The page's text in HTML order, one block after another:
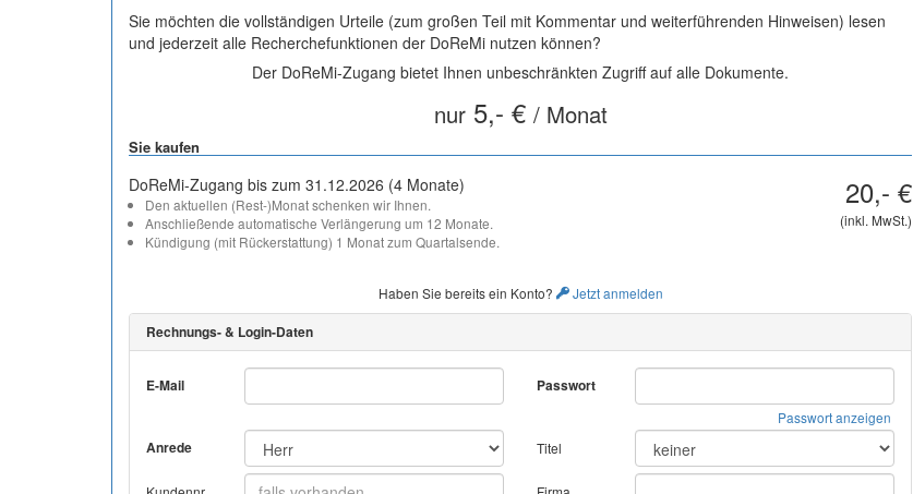
Sie möchten die vollständigen Urteile (zum großen Teil mit Kommentar und weiterführenden Hinweisen) lesen
und jederzeit alle Recherchefunktionen der DoReMi nutzen können?
Der DoReMi-Zugang bietet Ihnen unbeschränkten Zugriff auf alle Dokumente.
nur5,- € / Monat
Sie kaufen
DoReMi-Zugang bis zum 31.12.2026 (4 Monate)
Den aktuellen (Rest-)Monat schenken wir Ihnen.
Anschließende automatische Verlängerung um 12 Monate.
Kündigung (mit Rückerstattung) 1 Monat zum Quartalsende.
20,- €
(inkl. MwSt.)
Haben Sie bereits ein Konto? Jetzt anmelden
Rechnungs- & Login-Daten
E-Mail Passwort
Passwort anzeigen
Anrede Titel